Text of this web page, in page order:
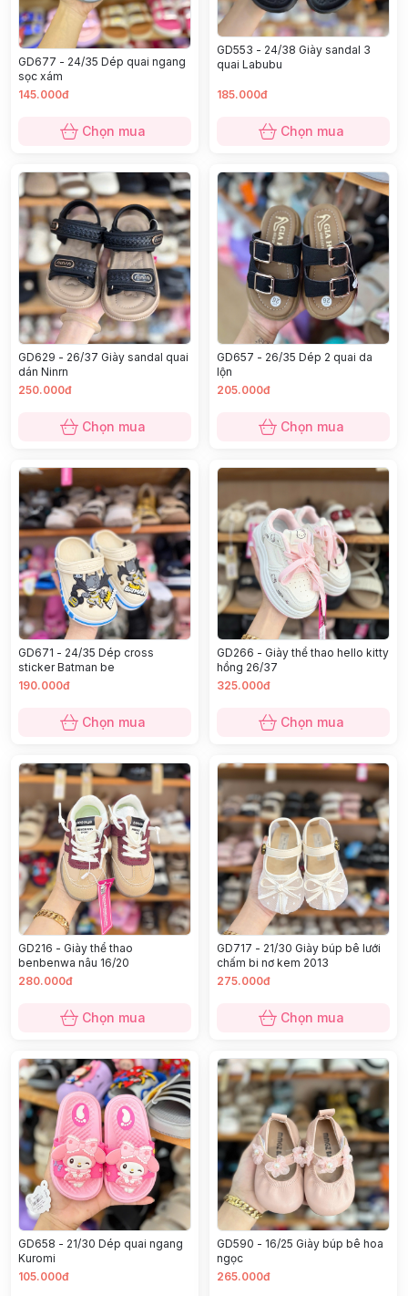
GD677 - 24/35 Dép quai ngang
sọc xám
145.000đ
Chọn mua
GD553 - 24/38 Giày sandal 3
quai Labubu
185.000đ
Chọn mua
GD629 - 26/37 Giày sandal quai
dán Ninrn
250.000đ
Chọn mua
GD657 - 26/35 Dép 2 quai da
lộn
205.000đ
Chọn mua
GD671 - 24/35 Dép cross
sticker Batman be
190.000đ
Chọn mua
GD266 - Giày thể thao hello kitty
hồng 26/37
325.000đ
Chọn mua
GD216 - Giày thể thao
benbenwa nâu 16/20
280.000đ
Chọn mua
GD717 - 21/30 Giày búp bê lưới
chấm bi nơ kem 2013
275.000đ
Chọn mua
GD658 - 21/30 Dép quai ngang
Kuromi
105.000đ
GD590 - 16/25 Giày búp bê hoa
ngọc
265.000đ